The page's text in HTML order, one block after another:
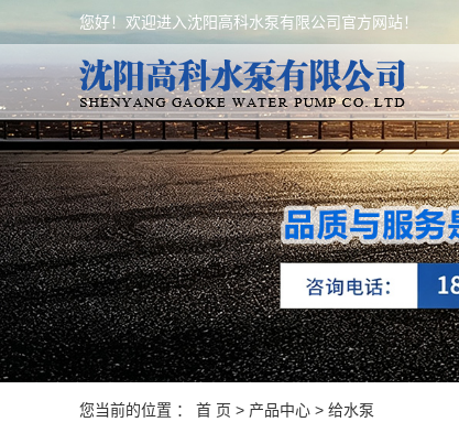
您好！欢迎进入沈阳高科水泵有限公司官方网站！
您当前的位置 ： 首 页 > 产品中心 > 给水泵